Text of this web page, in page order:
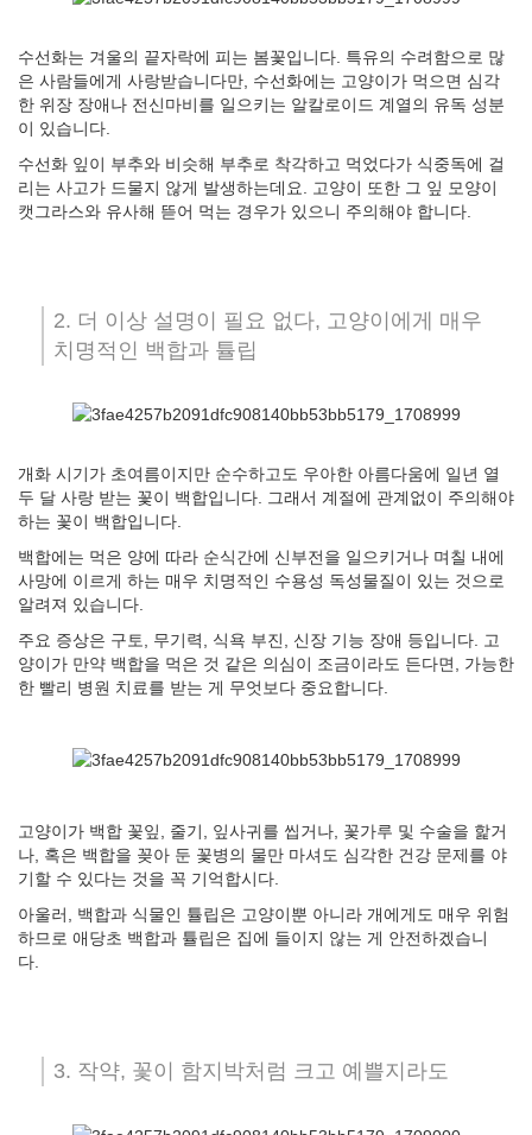
수선화는 겨울의 끝자락에 피는 봄꽃입니다. 특유의 수려함으로 많
은 사람들에게 사랑받습니다만, 수선화에는 고양이가 먹으면 심각
한 위장 장애나 전신마비를 일으키는 알칼로이드 계열의 유독 성분
이 있습니다.
수선화 잎이 부추와 비슷해 부추로 착각하고 먹었다가 식중독에 걸
리는 사고가 드물지 않게 발생하는데요. 고양이 또한 그 잎 모양이
캣그라스와 유사해 뜯어 먹는 경우가 있으니 주의해야 합니다.
2. 더 이상 설명이 필요 없다, 고양이에게 매우
치명적인 백합과 튤립
개화 시기가 초여름이지만 순수하고도 우아한 아름다움에 일년 열
두 달 사랑 받는 꽃이 백합입니다. 그래서 계절에 관계없이 주의해야
하는 꽃이 백합입니다.
백합에는 먹은 양에 따라 순식간에 신부전을 일으키거나 며칠 내에
사망에 이르게 하는 매우 치명적인 수용성 독성물질이 있는 것으로
알려져 있습니다.
주요 증상은 구토, 무기력, 식욕 부진, 신장 기능 장애 등입니다. 고
양이가 만약 백합을 먹은 것 같은 의심이 조금이라도 든다면, 가능한
한 빨리 병원 치료를 받는 게 무엇보다 중요합니다.
고양이가 백합 꽃잎, 줄기, 잎사귀를 씹거나, 꽃가루 및 수술을 핥거
나, 혹은 백합을 꽂아 둔 꽃병의 물만 마셔도 심각한 건강 문제를 야
기할 수 있다는 것을 꼭 기억합시다.
아울러, 백합과 식물인 튤립은 고양이뿐 아니라 개에게도 매우 위험
하므로 애당초 백합과 튤립은 집에 들이지 않는 게 안전하겠습니
다.
3. 작약, 꽃이 함지박처럼 크고 예쁠지라도